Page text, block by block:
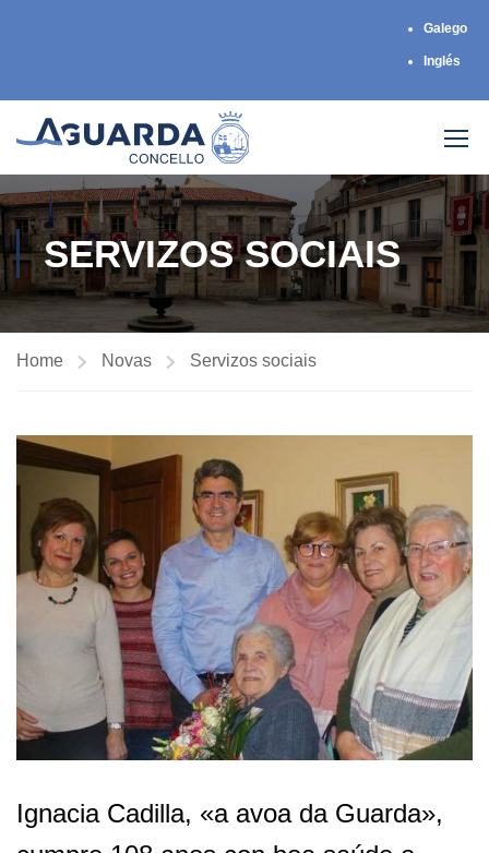
Galego
Inglés
SERVIZOS SOCIAIS
Home Novas Servizos sociais
Ignacia Cadilla, «a avoa da Guarda»,